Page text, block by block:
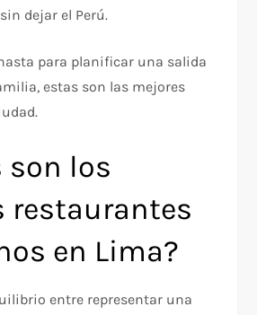
dejar el Perú.
para planificar una salida
estas son las mejores
son los
restaurantes
en Lima?
entre representar una